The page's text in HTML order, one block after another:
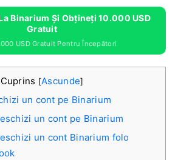
Binarium Și Obțineți 10.000 USD
Gratuit
USD Gratuit Pentru Începători
Cuprins [Ascunde]
un cont pe Binarium
un cont pe Binarium
un cont Binarium folo